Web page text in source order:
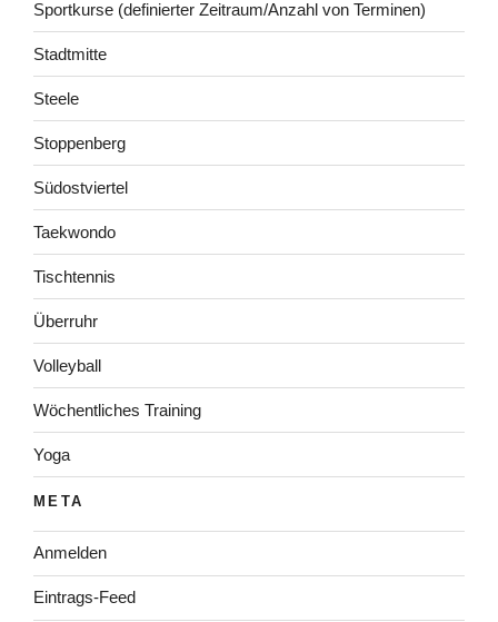
Sportkurse (definierter Zeitraum/Anzahl von Terminen)
Stadtmitte
Steele
Stoppenberg
Südostviertel
Taekwondo
Tischtennis
Überruhr
Volleyball
Wöchentliches Training
Yoga
META
Anmelden
Eintrags-Feed